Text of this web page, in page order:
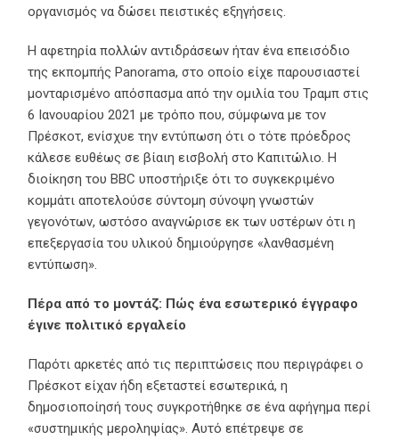
οργανισμός να δώσει πειστικές εξηγήσεις.
Η αφετηρία πολλών αντιδράσεων ήταν ένα επεισόδιο
της εκπομπής Panorama, στο οποίο είχε παρουσιαστεί
μονταρισμένο απόσπασμα από την ομιλία του Τραμπ στις
6 Ιανουαρίου 2021 με τρόπο που, σύμφωνα με τον
Πρέσκοτ, ενίσχυε την εντύπωση ότι ο τότε πρόεδρος
κάλεσε ευθέως σε βίαιη εισβολή στο Καπιτώλιο. Η
διοίκηση του BBC υποστήριξε ότι το συγκεκριμένο
κομμάτι αποτελούσε σύντομη σύνοψη γνωστών
γεγονότων, ωστόσο αναγνώρισε εκ των υστέρων ότι η
επεξεργασία του υλικού δημιούργησε «λανθασμένη
εντύπωση».
Πέρα από το μοντάζ: Πώς ένα εσωτερικό έγγραφο
έγινε πολιτικό εργαλείο
Παρότι αρκετές από τις περιπτώσεις που περιγράφει ο
Πρέσκοτ είχαν ήδη εξεταστεί εσωτερικά, η
δημοσιοποίησή τους συγκροτήθηκε σε ένα αφήγημα περί
«συστημικής μεροληψίας». Αυτό επέτρεψε σε